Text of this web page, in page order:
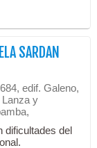
SARDAN
edif. Galeno,
Lanza y
dificultades del